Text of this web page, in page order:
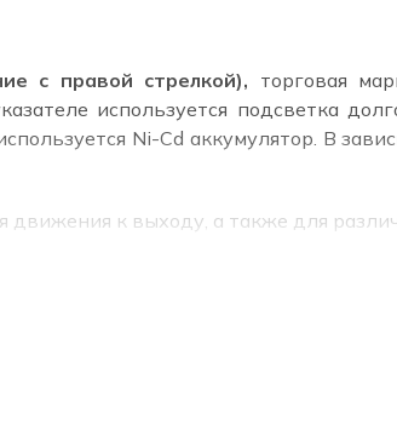
с правой стрелкой), торговая
используется подсветка
Ni-Cd аккумулятор. В
движения к выходу, а также для